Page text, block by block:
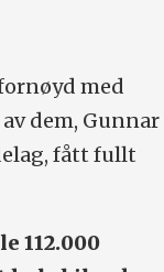
med
dem, Gunnar
fått fullt
112.000